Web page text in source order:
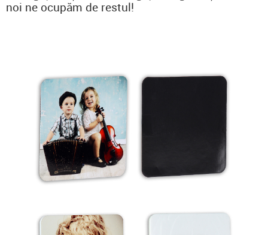
noi ne ocupăm de restul!